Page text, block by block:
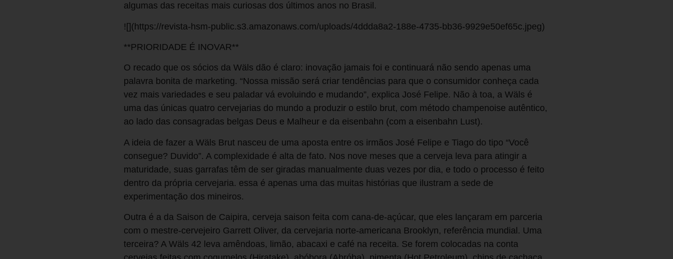
algumas das receitas mais curiosas dos últimos anos no Brasil.
![](https://revista-hsm-public.s3.amazonaws.com/uploads/4ddda8a2-188e-4735-bb36-9929e50ef65c.jpeg)
**PRIORIDADE É INOVAR**
O recado que os sócios da Wäls dão é claro: inovação jamais foi e continuará não sendo apenas uma
palavra bonita de marketing. “Nossa missão será criar tendências para que o consumidor conheça cada
vez mais variedades e seu paladar vá evoluindo e mudando”, explica José Felipe. Não à toa, a Wäls é
uma das únicas quatro cervejarias do mundo a produzir o estilo brut, com método champenoise autêntico,
ao lado das consagradas belgas Deus e Malheur e da eisenbahn (com a eisenbahn Lust).
A ideia de fazer a Wäls Brut nasceu de uma aposta entre os irmãos José Felipe e Tiago do tipo “Você
consegue? Duvido”. A complexidade é alta de fato. Nos nove meses que a cerveja leva para atingir a
maturidade, suas garrafas têm de ser giradas manualmente duas vezes por dia, e todo o processo é feito
dentro da própria cervejaria. essa é apenas uma das muitas histórias que ilustram a sede de
experimentação dos mineiros.
Outra é a da Saison de Caipira, cerveja saison feita com cana-de-açúcar, que eles lançaram em parceria
com o mestre-cervejeiro Garrett Oliver, da cervejaria norte-americana Brooklyn, referência mundial. Uma
terceira? A Wäls 42 leva amêndoas, limão, abacaxi e café na receita. Se forem colocadas na conta